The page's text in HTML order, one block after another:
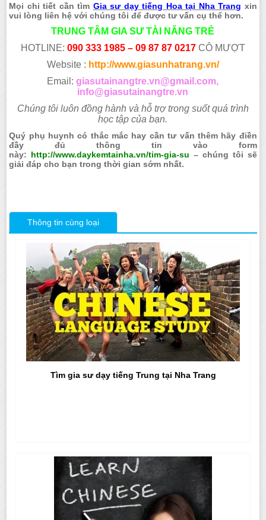
Mọi chi tiết cần tìm Gia sư dạy tiếng Hoa tại Nha Trang xin
vui lòng liên hệ với chúng tôi để được tư vấn cụ thể hơn.
TRUNG TÂM GIA SƯ TÀI NĂNG TRẺ
HOTLINE: 090 333 1985 – 09 87 87 0217CÔ MƯỢT
Website : http://www.giasunhatrang.vn/
Email:giasutainangtre.vn@gmail.com,
info@giasutainangtre.vn
Chúng tôi luôn đồng hành và hỗ trợ trong suốt quá trình
học tập của bạn.
Quý phụ huynh có thắc mắc hay cần tư vấn thêm hãy điền
đầy đủ thông tin vào form
này: http://www.daykemtainha.vn/tim-gia-su – chúng tôi sẽ
giải đáp cho bạn trong thời gian sớm nhất.
Thông tin cùng loại
Tìm gia sư dạy tiếng Trung tại Nha Trang